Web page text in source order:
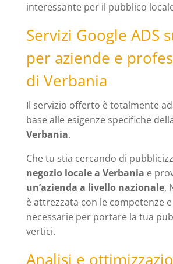
interessante per il pubblico
Servizi Google ADS
per aziende e
di Verbania
Il servizio offerto è totalmente
base alle esigenze specifiche
Verbania.
Che tu stia cercando di
negozio locale a Verbania e
un’azienda a livello nazionale,
è attrezzata con le competenze
necessarie per portare la tua
vertici.
Analisi e